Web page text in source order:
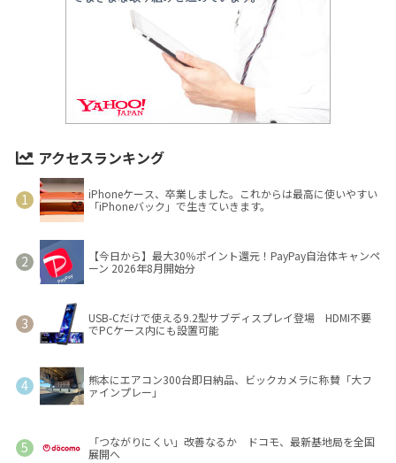
アクセスランキング
iPhoneケース、卒業しました。これからは最高に使いやすい
「iPhoneバック」で生きていきます。
【今日から】最大30％ポイント還元！PayPay自治体キャンペ
ーン 2026年8月開始分
USB-Cだけで使える9.2型サブディスプレイ登場 HDMI不要
でPCケース内にも設置可能
熊本にエアコン300台即日納品、ビックカメラに称賛「大フ
ァインプレー」
「つながりにくい」改善なるか ドコモ、最新基地局を全国
展開へ